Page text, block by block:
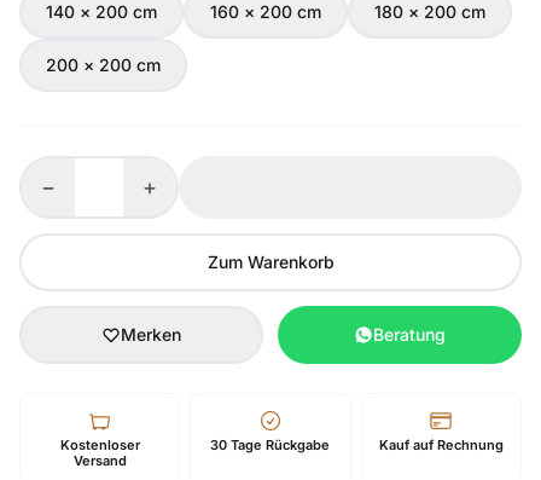
140 × 200 cm 160 × 200 cm 180 × 200 cm
200 × 200 cm
− +
Zum Warenkorb
Merken Beratung
Kostenloser
Versand
30 Tage Rückgabe Kauf auf Rechnung